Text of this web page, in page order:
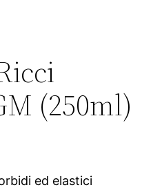
(250ml)
ed elastici